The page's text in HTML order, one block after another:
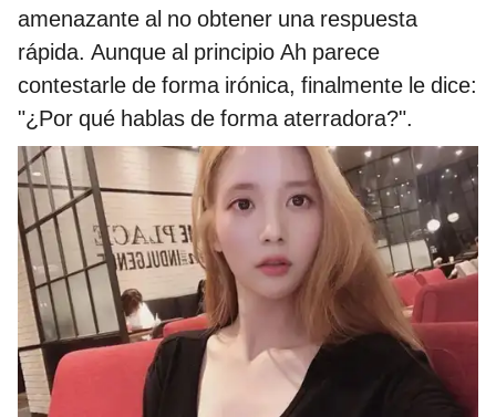
amenazante al no obtener una respuesta
rápida. Aunque al principio Ah parece
contestarle de forma irónica, finalmente le dice:
"¿Por qué hablas de forma aterradora?".